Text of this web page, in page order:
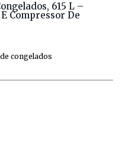
615 L –
Compressor De
congelados